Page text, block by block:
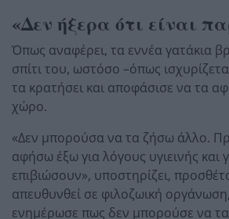
«Δεν ήξερα ότι είναι
Όπως αναφέρει, τα εννέα γατάκια
σπίτι του, ωστόσο –όπως
τα κρατήσει και αποφάσισε να τα
χώρο.
«Δεν μπορούσα να τα ζήσω άλλο.
αφήσω έξω για λόγους υγιεινής και
επιβιώσουν», υποστηρίζει,
απευθυνθεί σε φιλοζωική
ενημέρωσε πως δεν μπορούσε να